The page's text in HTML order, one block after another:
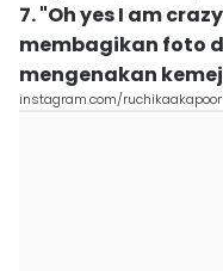
7. "Oh yes I am
membagikan foto
mengenakan
instagram.com/ruchikaakapoor